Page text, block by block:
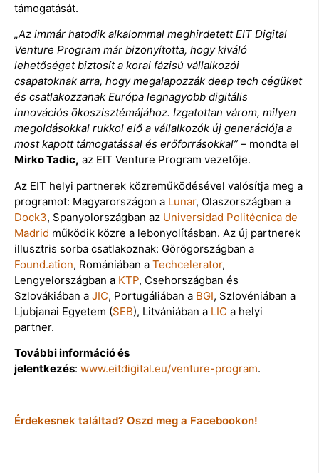
támogatását.
„Az immár hatodik alkalommal meghirdetett EIT Digital
Venture Program már bizonyította, hogy kiváló
lehetőséget biztosít a korai fázisú vállalkozói
csapatoknak arra, hogy megalapozzák deep tech cégüket
és csatlakozzanak Európa legnagyobb digitális
innovációs ökoszisztémájához. Izgatottan várom, milyen
megoldásokkal rukkol elő a vállalkozók új generációja a
most kapott támogatással és erőforrásokkal” – mondta el
Mirko Tadic, az EIT Venture Program vezetője.
Az EIT helyi partnerek közreműködésével valósítja meg a
programot: Magyarországon a Lunar, Olaszországban a
Dock3, Spanyolországban az Universidad Politécnica de
Madrid működik közre a lebonyolításban. Az új partnerek
illusztris sorba csatlakoznak: Görögországban a
Found.ation, Romániában a Techcelerator,
Lengyelországban a KTP, Csehországban és
Szlovákiában a JIC, Portugáliában a BGI, Szlovéniában a
Ljubjanai Egyetem (SEB), Litvániában a LIC a helyi
partner.
További információ és
jelentkezés: www.eitdigital.eu/venture-program.
Érdekesnek találtad? Oszd meg a Facebookon!